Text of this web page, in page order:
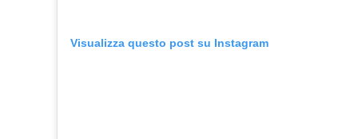
Visualizza questo post su Instagram